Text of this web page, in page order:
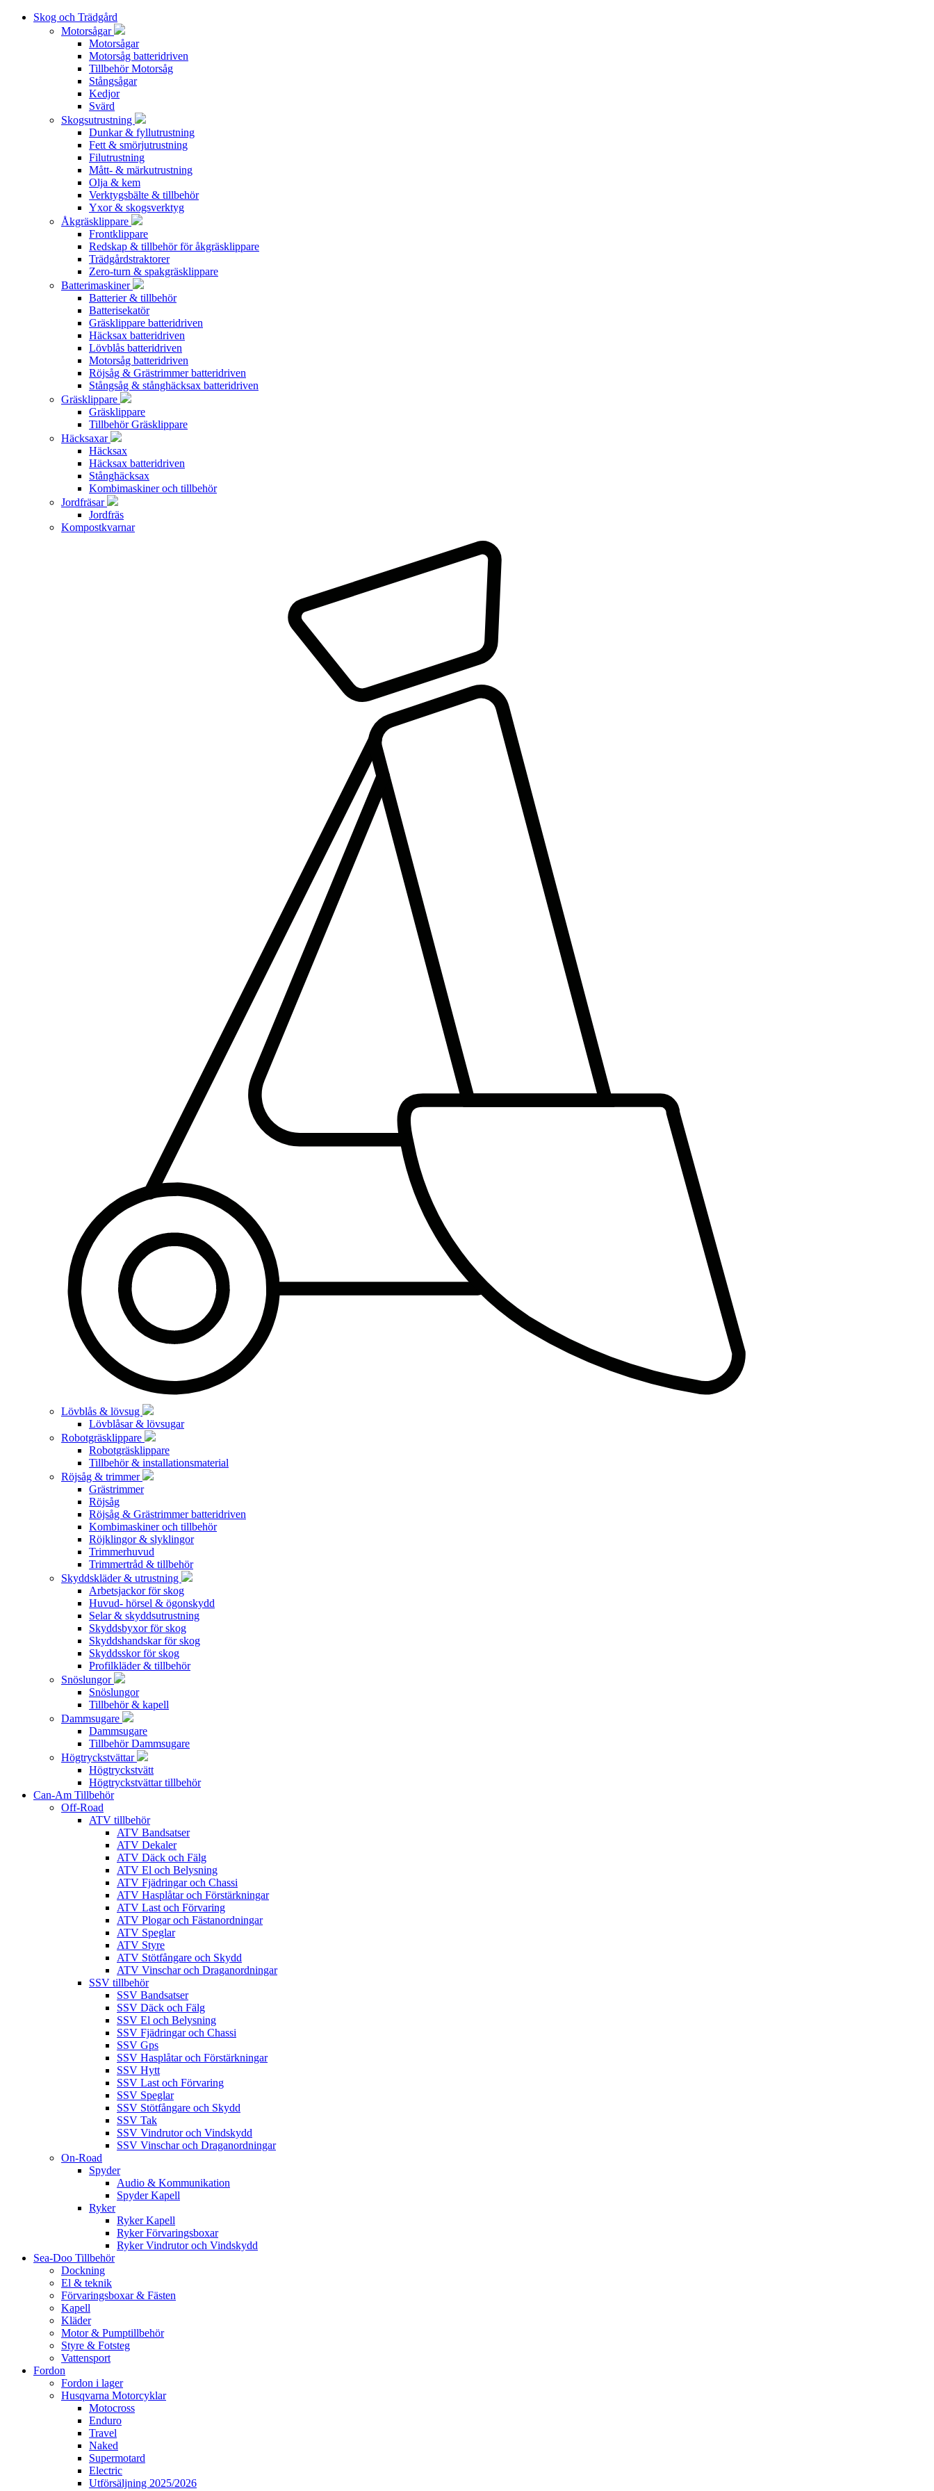
Skog och Trädgård
Motorsågar
Motorsågar
Motorsåg batteridriven
Tillbehör Motorsåg
Stångsågar
Kedjor
Svärd
Skogsutrustning
Dunkar & fyllutrustning
Fett & smörjutrustning
Filutrustning
Mått- & märkutrustning
Olja & kem
Verktygsbälte & tillbehör
Yxor & skogsverktyg
Åkgräsklippare
Frontklippare
Redskap & tillbehör för åkgräsklippare
Trädgårdstraktorer
Zero-turn & spakgräsklippare
Batterimaskiner
Batterier & tillbehör
Batterisekatör
Gräsklippare batteridriven
Häcksax batteridriven
Lövblås batteridriven
Motorsåg batteridriven
Röjsåg & Grästrimmer batteridriven
Stångsåg & stånghäcksax batteridriven
Gräsklippare
Gräsklippare
Tillbehör Gräsklippare
Häcksaxar
Häcksax
Häcksax batteridriven
Stånghäcksax
Kombimaskiner och tillbehör
Jordfräsar
Jordfräs
Kompostkvarnar
Lövblås & lövsug
Lövblåsar & lövsugar
Robotgräsklippare
Robotgräsklippare
Tillbehör & installationsmaterial
Röjsåg & trimmer
Grästrimmer
Röjsåg
Röjsåg & Grästrimmer batteridriven
Kombimaskiner och tillbehör
Röjklingor & slyklingor
Trimmerhuvud
Trimmertråd & tillbehör
Skyddskläder & utrustning
Arbetsjackor för skog
Huvud- hörsel & ögonskydd
Selar & skyddsutrustning
Skyddsbyxor för skog
Skyddshandskar för skog
Skyddsskor för skog
Profilkläder & tillbehör
Snöslungor
Snöslungor
Tillbehör & kapell
Dammsugare
Dammsugare
Tillbehör Dammsugare
Högtryckstvättar
Högtryckstvätt
Högtryckstvättar tillbehör
Can-Am Tillbehör
Off-Road
ATV tillbehör
ATV Bandsatser
ATV Dekaler
ATV Däck och Fälg
ATV El och Belysning
ATV Fjädringar och Chassi
ATV Hasplåtar och Förstärkningar
ATV Last och Förvaring
ATV Plogar och Fästanordningar
ATV Speglar
ATV Styre
ATV Stötfångare och Skydd
ATV Vinschar och Draganordningar
SSV tillbehör
SSV Bandsatser
SSV Däck och Fälg
SSV El och Belysning
SSV Fjädringar och Chassi
SSV Gps
SSV Hasplåtar och Förstärkningar
SSV Hytt
SSV Last och Förvaring
SSV Speglar
SSV Stötfångare och Skydd
SSV Tak
SSV Vindrutor och Vindskydd
SSV Vinschar och Draganordningar
On-Road
Spyder
Audio & Kommunikation
Spyder Kapell
Ryker
Ryker Kapell
Ryker Förvaringsboxar
Ryker Vindrutor och Vindskydd
Sea-Doo Tillbehör
Dockning
El & teknik
Förvaringsboxar & Fästen
Kapell
Kläder
Motor & Pumptillbehör
Styre & Fotsteg
Vattensport
Fordon
Fordon i lager
Husqvarna Motorcyklar
Motocross
Enduro
Travel
Naked
Supermotard
Electric
Utförsäljning 2025/2026